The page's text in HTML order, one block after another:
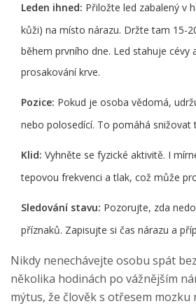
Leden ihned: Přiložte led zabalený v
kůži) na místo nárazu. Držte tam 15-
během prvního dne. Led stahuje cévy
prosakování krve.
Pozice: Pokud je osoba vědomá,
nebo polosedící. To pomáhá snižovat
Klid: Vyhněte se fyzické aktivitě. I
tepovou frekvenci a tlak, což může
Sledování stavu: Pozorujte, zda
příznaků. Zapisujte si čas nárazu a
Nikdy nenechávejte osobu spát
několika hodinách po vážnějším
mýtus, že člověk s otřesem mozku